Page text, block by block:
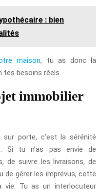
: bien
maison, tu as donc la
tes besoins réels.
immobilier
porte, c’est la sérénité
Si tu n’as pas envie de
de suivre les livraisons, de
de gérer les imprévus, cette
vie. Tu as un interlocuteur